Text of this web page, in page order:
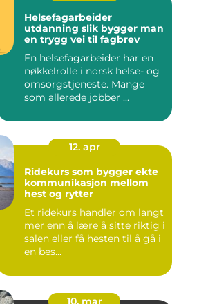
Helsefagarbeider
utdanning slik bygger man
en trygg vei til fagbrev
En helsefagarbeider har en
nøkkelrolle i norsk helse- og
omsorgstjeneste. Mange
som allerede jobber ...
12. apr
Ridekurs som bygger ekte
kommunikasjon mellom
hest og rytter
Et ridekurs handler om langt
mer enn å lære å sitte riktig i
salen eller få hesten til å gå i
en bes...
10. mar